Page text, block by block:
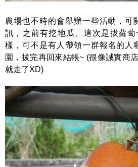
農場也不時的會舉辦一些活動，可
訊，之前有挖地瓜、這次是拔蘿
樣，可不是有人帶領一群報名的人
園，拔完再回來結帳~ (很像誠實商
就走了XD)